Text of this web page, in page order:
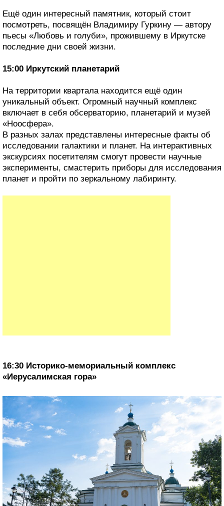
Ещё один интересный памятник, который стоит
посмотреть, посвящён Владимиру Гуркину — автору
пьесы «Любовь и голуби», прожившему в Иркутске
последние дни своей жизни.
15:00 Иркутский планетарий
На территории квартала находится ещё один
уникальный объект. Огромный научный комплекс
включает в себя обсерваторию, планетарий и музей
«Ноосфера».
В разных залах представлены интересные факты об
исследовании галактики и планет. На интерактивных
экскурсиях посетителям смогут провести научные
эксперименты, смастерить приборы для исследования
планет и пройти по зеркальному лабиринту.
16:30 Историко-мемориальный комплекс
«Иерусалимская гора»